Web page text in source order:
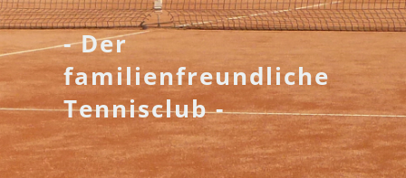
- Der
familienfreundliche
Tennisclub -